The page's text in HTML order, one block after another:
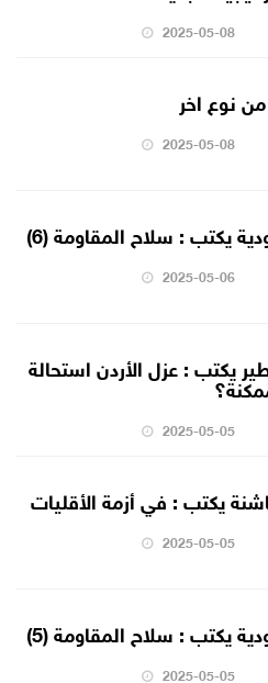
2025-05-08
نوع اخر
2025-05-08
يكتب : سلاح المقاومة (6)
2025-05-06
يكتب : عزل الأردن استحالة
2025-05-05
يكتب : في أزمة الأقليات
2025-05-05
يكتب : سلاح المقاومة (5)
2025-05-05